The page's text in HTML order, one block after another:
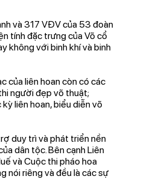
và 317 VĐV của 53 đoàn
tính đặc trưng của Võ cổ
không với binh khí và binh
của liên hoan còn có các
người đẹp võ thuật;
liên hoan, biểu diễn võ
duy trì và phát triển nền
dân tộc. Bên cạnh Liên
và Cuộc thi pháo hoa
nói riêng và đều là các sự